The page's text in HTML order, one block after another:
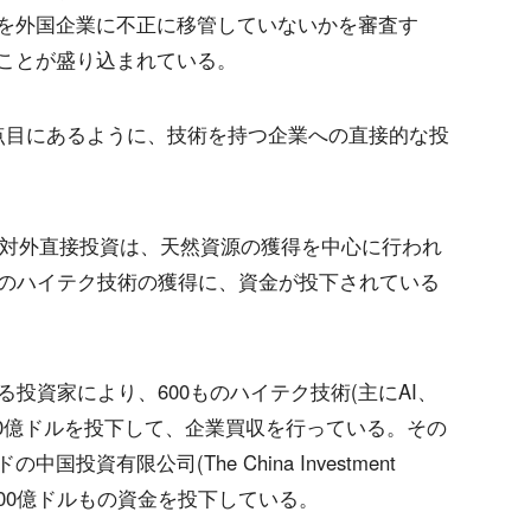
外国企業に不正に移管していないかを審査す
が盛り込まれている。
にあるように、技術を持つ企業への直接的な投
外直接投資は、天然資源の獲得を中心に行われ
ハイテク技術の獲得に、資金が投下されている
資家により、600ものハイテク技術(主にAI、
ドルを投下して、企業買収を行っている。その
の中国投資有限公司(The China Investment
ドルもの資金を投下している。